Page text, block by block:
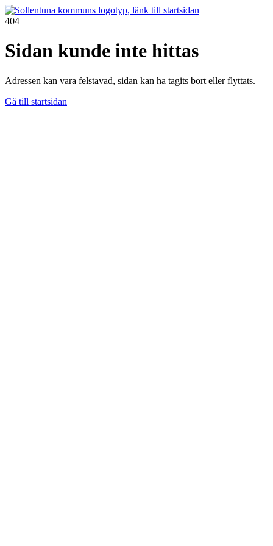
404
Sidan kunde inte hittas
Adressen kan vara felstavad, sidan kan ha tagits bort eller flyttats.
Gå till startsidan